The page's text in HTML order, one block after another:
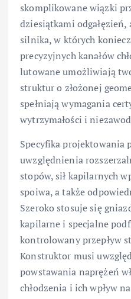
skomplikowane wiązki
dziesiątkami
silnika, w których
precyzyjnych kanałów
lutowane umożliwiają
struktur o złożonej
spełniają wymagania
wytrzymałości i
Specyfika projektowania
uwzględnienia
stopów, sił kapilarnych
spoiwa, a także
Szeroko stosuje się
kapilarne i specjalne
kontrolowany przepływ
Konstruktor musi
powstawania naprężeń
chłodzenia i ich wpływ